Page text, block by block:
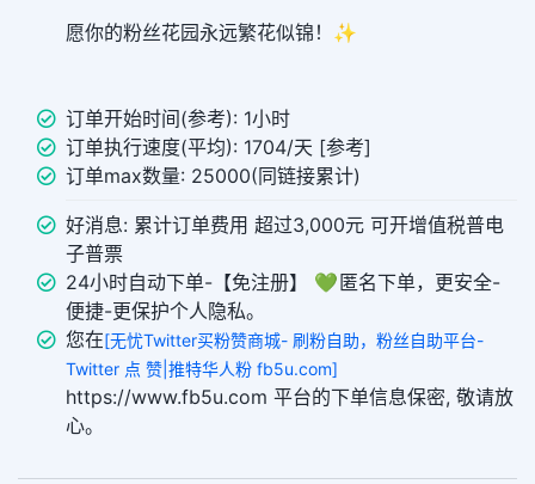
愿你的粉丝花园永远繁花似锦！✨
订单开始时间(参考): 1小时
订单执行速度(平均): 1704/天 [参考]
订单max数量: 25000(同链接累计)
好消息: 累计订单费用 超过3,000元 可开增值税普电
子普票
24小时自动下单-【免注册】 💚 匿名下单，更安全-
便捷-更保护个人隐私。
您在[无忧Twitter买粉赞商城- 刷粉自助，粉丝自助平台-
Twitter 点 赞|推特华人粉 fb5u.com]
https://www.fb5u.com 平台的下单信息保密, 敬请放
心。